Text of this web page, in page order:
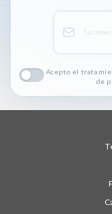
Acepto el
de